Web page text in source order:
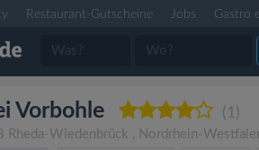
Restaurant-Gutscheine Jobs Gastro
Vorbohle (1)
Rheda-Wiedenbrück , Nordrhein-